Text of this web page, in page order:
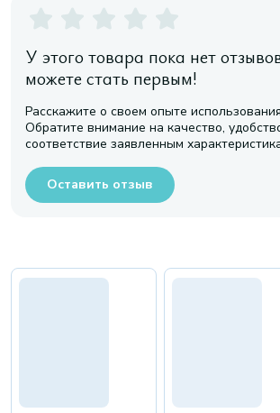
У этого товара пока нет
можете стать первым!
Расскажите о своем опыте
Обратите внимание на качество,
соответствие заявленным
Оставить отзыв